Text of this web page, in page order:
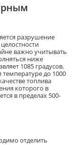
разрушение
важно учитывать
ниже
1085 градусов.
до 1000
топлива
которого в
в пределах 500-
отделить